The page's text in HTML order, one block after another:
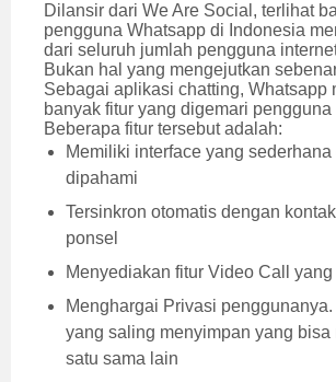
Dilansir dari We Are Social, terlihat
pengguna Whatsapp di Indonesia
dari seluruh jumlah pengguna
Bukan hal yang mengejutkan
Sebagai aplikasi chatting, Whatsapp
banyak fitur yang digemari pengguna
Beberapa fitur tersebut adalah:
Memiliki interface yang sederhana
dipahami
Tersinkron otomatis dengan
ponsel
Menyediakan fitur Video Call yang
Menghargai Privasi
yang saling menyimpan yang bisa
satu sama lain